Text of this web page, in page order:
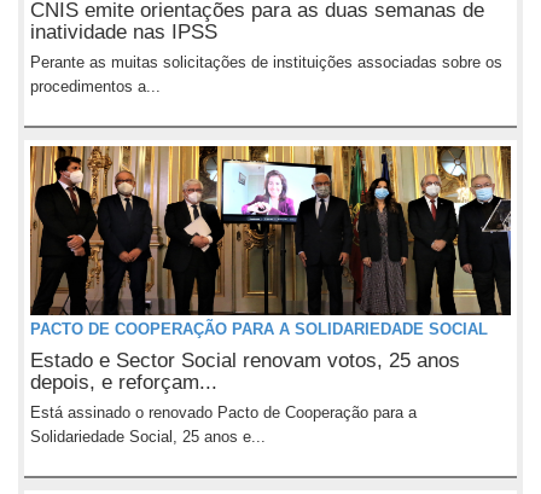
CNIS emite orientações para as duas semanas de
inatividade nas IPSS
Perante as muitas solicitações de instituições associadas sobre os
procedimentos a...
PACTO DE COOPERAÇÃO PARA A SOLIDARIEDADE SOCIAL
Estado e Sector Social renovam votos, 25 anos
depois, e reforçam...
Está assinado o renovado Pacto de Cooperação para a
Solidariedade Social, 25 anos e...